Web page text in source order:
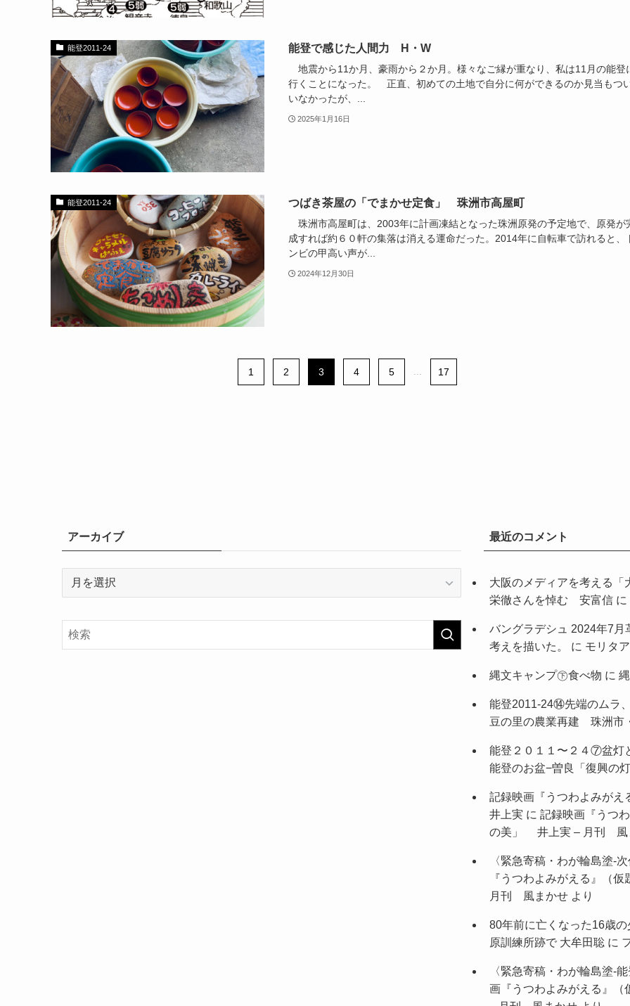
能登2011-24 能登で感じた人間力 H・W
地震から11か月、豪雨から２か月。様々なご縁が重なり、私は11月の能登
行くことになった。 正直、初めての土地で自分に何ができるのか見当もつ
いなかったが、...
2025年1月16日
能登2011-24 つばき茶屋の「でまかせ定食」 珠洲市高屋町
珠洲市高屋町は、2003年に計画凍結となった珠洲原発の予定地で、原発が
成すれば約６０軒の集落は消える運命だった。2014年に自転車で訪れると、
ンビの甲高い声が...
2024年12月30日
1 2 3 4 5 17
アーカイブ
イ
ブ
最近のコメント
大阪のメディアを考える
栄徹さんを悼む 安富信 に
バングラデシュ 2024年7
考えを描いた。
に モリタ
縄文キャンプ㊦食べ物 に
能登2011-24⑭先端のムラ
豆の里の農業再建 珠洲市
能登２０１１〜２４⑦盆灯
能登のお盆−曽良「復興の
記録映画『うつわよみが
井上実 に 記録映画『うつ
の美」 井上実 – 月刊 風
〈緊急寄稿・わが輪島塗-
『うつわよみがえる』（
月刊 風まかせ より
80年前に亡くなった16歳
原訓練所跡で 大牟田聡 に
〈緊急寄稿・わが輪島塗-
画『うつわよみがえる』